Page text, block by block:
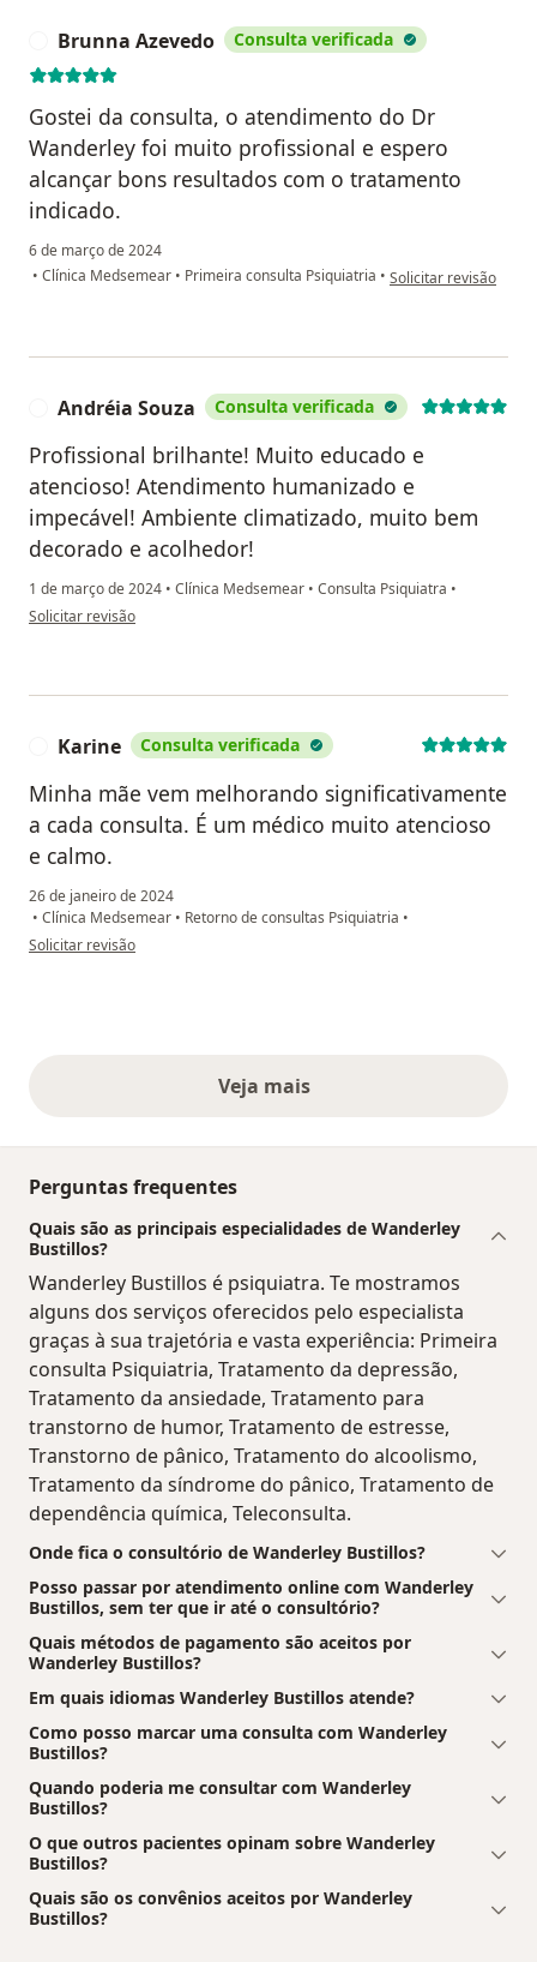
Brunna Azevedo Consulta verificada
Gostei da consulta, o atendimento do Dr
Wanderley foi muito profissional e espero
alcançar bons resultados com o tratamento
indicado.
6 de março de 2024
• Clínica Medsemear • Primeira consulta Psiquiatria • na opinião do
Solicitar revisão
Andréia Souza Consulta verificada
Profissional brilhante! Muito educado e
atencioso! Atendimento humanizado e
impecável! Ambiente climatizado, muito bem
decorado e acolhedor!
1 de março de 2024 • Clínica Medsemear • Consulta Psiquiatra •
na opinião do utilizador Andréia Souza
Solicitar revisão
Karine Consulta verificada
Minha mãe vem melhorando significativamente
a cada consulta. É um médico muito atencioso
e calmo.
26 de janeiro de 2024
• Clínica Medsemear • Retorno de consultas Psiquiatria •
na opinião do utilizador Karine
Solicitar revisão
Veja maisopiniões acima
Perguntas frequentes
Quais são as principais especialidades de Wanderley
Bustillos?
Wanderley Bustillos é psiquiatra. Te mostramos
alguns dos serviços oferecidos pelo especialista
graças à sua trajetória e vasta experiência: Primeira
consulta Psiquiatria, Tratamento da depressão,
Tratamento da ansiedade, Tratamento para
transtorno de humor, Tratamento de estresse,
Transtorno de pânico, Tratamento do alcoolismo,
Tratamento da síndrome do pânico, Tratamento de
dependência química, Teleconsulta.
Onde fica o consultório de Wanderley Bustillos?
Posso passar por atendimento online com Wanderley
Bustillos, sem ter que ir até o consultório?
Quais métodos de pagamento são aceitos por
Wanderley Bustillos?
Em quais idiomas Wanderley Bustillos atende?
Como posso marcar uma consulta com Wanderley
Bustillos?
Quando poderia me consultar com Wanderley
Bustillos?
O que outros pacientes opinam sobre Wanderley
Bustillos?
Quais são os convênios aceitos por Wanderley
Bustillos?